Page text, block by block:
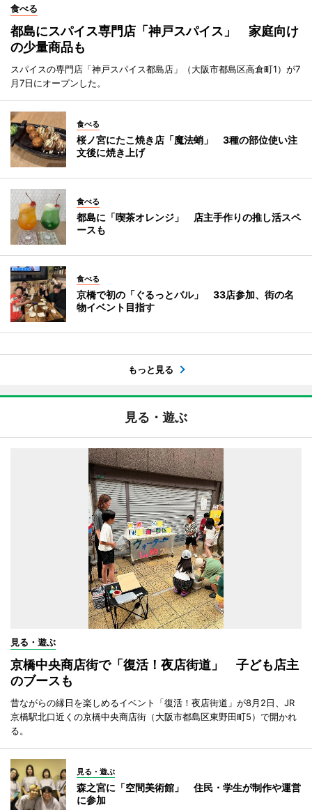
食べる
都島にスパイス専門店「神戸スパイス」 家庭向け
の少量商品も
スパイスの専門店「神戸スパイス都島店」（大阪市都島区高倉町1）が7
月7日にオープンした。
食べる
桜ノ宮にたこ焼き店「魔法蛸」 3種の部位使い注
文後に焼き上げ
食べる
都島に「喫茶オレンジ」 店主手作りの推し活スペ
ースも
食べる
京橋で初の「ぐるっとバル」 33店参加、街の名
物イベント目指す
もっと見る
見る・遊ぶ
見る・遊ぶ
京橋中央商店街で「復活！夜店街道」 子ども店主
のブースも
昔ながらの縁日を楽しめるイベント「復活！夜店街道」が8月2日、JR
京橋駅北口近くの京橋中央商店街（大阪市都島区東野田町5）で開かれ
る。
見る・遊ぶ
森之宮に「空間美術館」 住民・学生が制作や運営
に参加